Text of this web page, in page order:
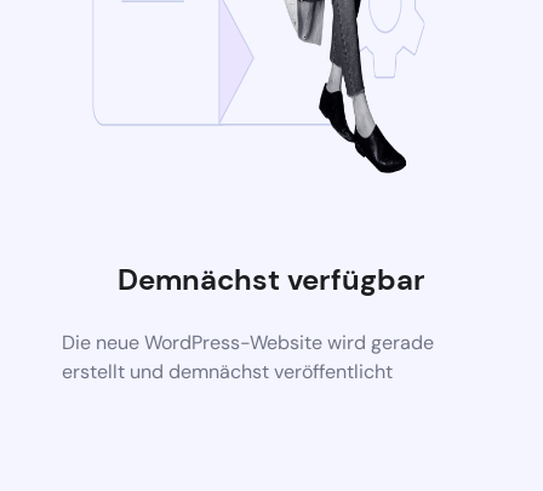
Demnächst verfügbar
Die neue WordPress-Website wird gerade
erstellt und demnächst veröffentlicht